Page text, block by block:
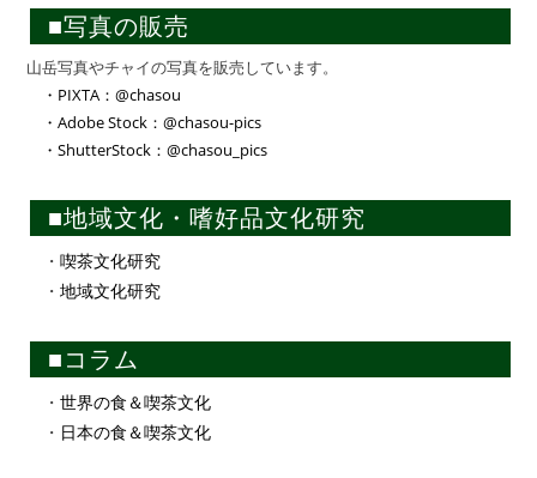
■写真の販売
山岳写真やチャイの写真を販売しています。
・PIXTA：@chasou
・Adobe Stock：@chasou-pics
・ShutterStock：@chasou_pics
■地域文化・嗜好品文化研究
・喫茶文化研究
・地域文化研究
■コラム
・世界の食＆喫茶文化
・ 日本の食＆喫茶文化